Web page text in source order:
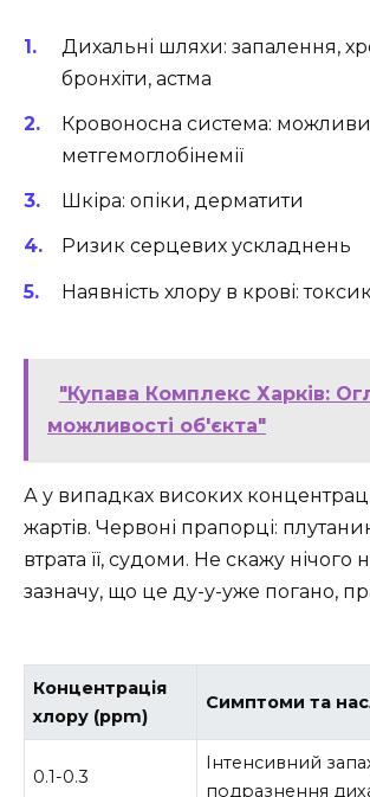
Дихальні шляхи: запалення,
бронхіти, астма
Кровоносна система:
метгемоглобінемії
Шкіра: опіки, дерматити
Ризик серцевих ускладнень
Наявність хлору в крові:
"Купава Комплекс Харків:
можливості об'єкта"
А у випадках високих
жартів. Червоні прапорці:
втрата її, судоми. Не скажу нічого
зазначу, що це ду-у-уже погано,
Концентрація
хлору (ppm)
Симптоми та
0.1-0.3
Інтенсивний
подразнення